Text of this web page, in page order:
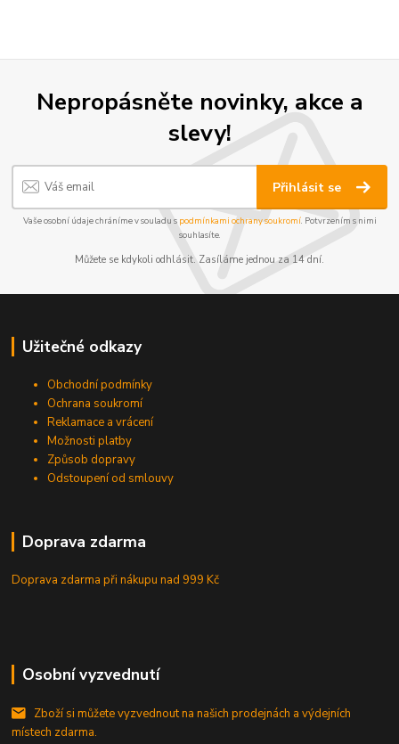
Nepropásněte novinky, akce a
slevy!
Přihlásit se
Vaše osobní údaje chráníme v souladu s podmínkami ochrany soukromí. Potvrzením s nimi
souhlasíte.
Můžete se kdykoli odhlásit. Zasíláme jednou za 14 dní.
Užitečné odkazy
Obchodní podmínky
Ochrana soukromí
Reklamace a vrácení
Možnosti platby
Způsob dopravy
Odstoupení od smlouvy
Doprava zdarma
Doprava zdarma při nákupunad 999 Kč
Osobní vyzvednutí
Zboží si můžete vyzvednout na našich prodejnách a výdejních
místech zdarma.